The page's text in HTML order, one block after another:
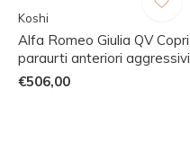
Koshi
Alfa Romeo Giulia QV Copri
paraurti anteriori aggressivi
€506,00